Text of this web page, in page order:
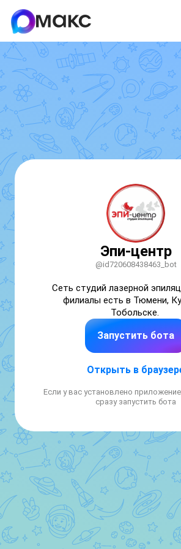
Эпи-центр
@id720608438463_bot
Сеть студий лазерной
филиалы есть в Тюмени,
Запустить бота
Открыть в
Если у вас установлено
сразу запустить бота